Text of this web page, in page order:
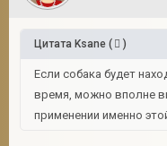
Цитата Ksane ( )
Если собака будет
время, можно вполне
применении именно